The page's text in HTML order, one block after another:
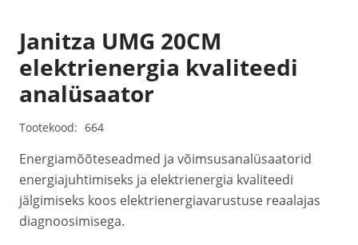
Janitza UMG 20CM
elektrienergia kvaliteedi
analüsaator
Tootekood: 664
Energiamõõteseadmed ja võimsusanalüsaatorid
energiajuhtimiseks ja elektrienergia kvaliteedi
jälgimiseks koos elektrienergiavarustuse reaalajas
diagnoosimisega.